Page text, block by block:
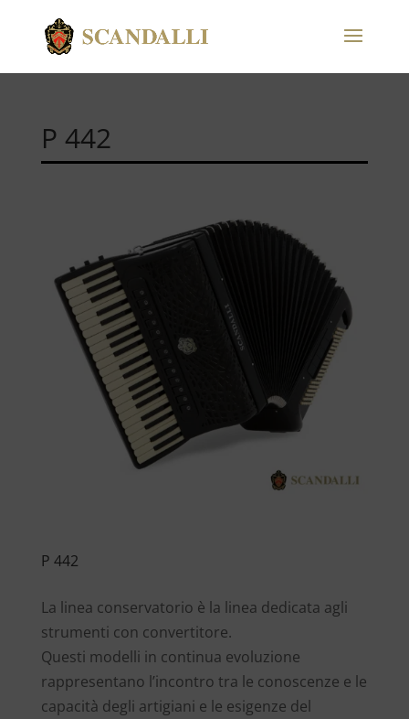
P 442
P 442
La linea conservatorio è la linea dedicata agli
strumenti con convertitore.
Questi modelli in continua evoluzione
rappresentano l’incontro tra le conoscenze e le
capacità degli artigiani e le esigenze del